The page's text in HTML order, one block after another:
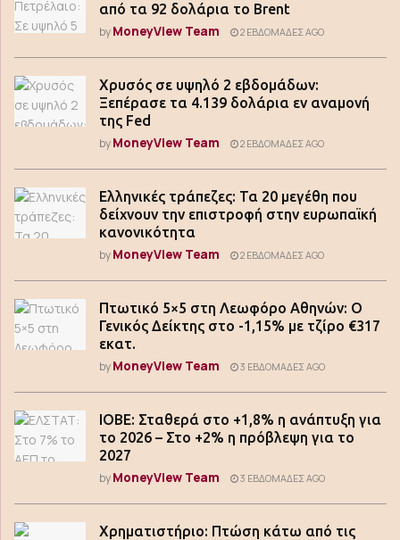
από τα 92 δολάρια το Brent
byMoneyView Team 2 ΕΒΔΟΜΆΔΕΣ AGO
Χρυσός σε υψηλό 2 εβδομάδων:
Ξεπέρασε τα 4.139 δολάρια εν αναμονή
της Fed
byMoneyView Team 2 ΕΒΔΟΜΆΔΕΣ AGO
Ελληνικές τράπεζες: Τα 20 μεγέθη που
δείχνουν την επιστροφή στην ευρωπαϊκή
κανονικότητα
byMoneyView Team 2 ΕΒΔΟΜΆΔΕΣ AGO
Πτωτικό 5×5 στη Λεωφόρο Αθηνών: Ο
Γενικός Δείκτης στο -1,15% με τζίρο €317
εκατ.
byMoneyView Team 3 ΕΒΔΟΜΆΔΕΣ AGO
ΙΟΒΕ: Σταθερά στο +1,8% η ανάπτυξη για
το 2026 – Στο +2% η πρόβλεψη για το
2027
byMoneyView Team 3 ΕΒΔΟΜΆΔΕΣ AGO
Χρηματιστήριο: Πτώση κάτω από τις